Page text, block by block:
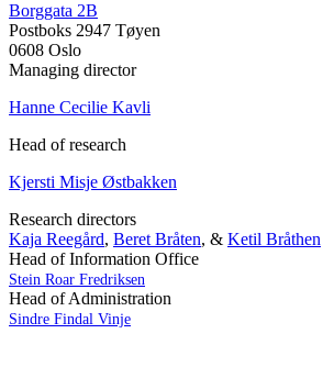
Borggata 2B
Postboks 2947 Tøyen
0608 Oslo
Managing director
Hanne Cecilie Kavli
Head of research
Kjersti Misje Østbakken
Research directors
Kaja Reegård, Beret Bråten, & Ketil Bråthen
Head of Information Office
Stein Roar Fredriksen
Head of Administration
Sindre Findal Vinje